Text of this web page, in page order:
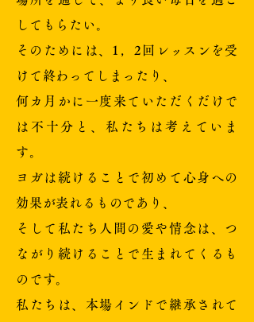
してもらたい。
そのためには、1，2回レッスンを受
けて終わってしまったり、
何カ月かに一度来ていただくだけで
は不十分と、私たちは考えていま
す。
ヨガは続けることで初めて心身への
効果が表れるものであり、
そして私たち人間の愛や情念は、つ
ながり続けることで生まれてくるも
のです。
私たちは、本場インドで継承されて